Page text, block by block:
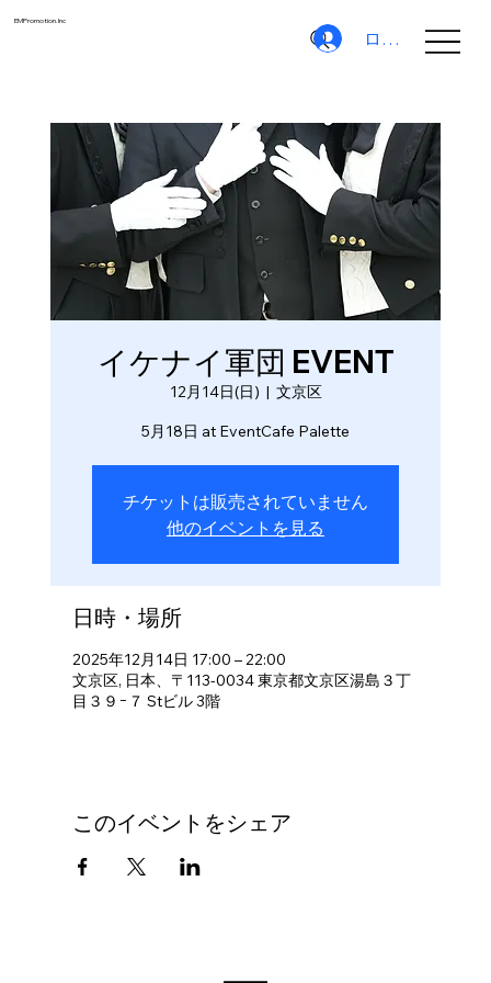
EMPromotion.Inc
ログイン
イケナイ軍団 EVENT
12月14日(日)
  |
文京区
5月18日 at EventCafe Palette
チケットは販売されていません
他のイベントを見る
日時・場所
2025年12月14日 17:00 – 22:00
文京区, 日本、〒113-0034 東京都文京区湯島３丁
目３９−７ Stビル 3階
このイベントをシェア